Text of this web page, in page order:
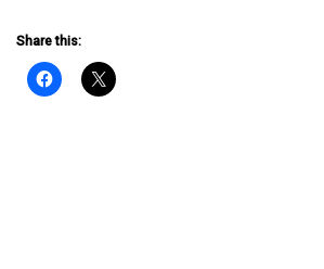
Share this: